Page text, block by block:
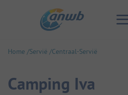
Home Servië Centraal-Servië
Camping Iva